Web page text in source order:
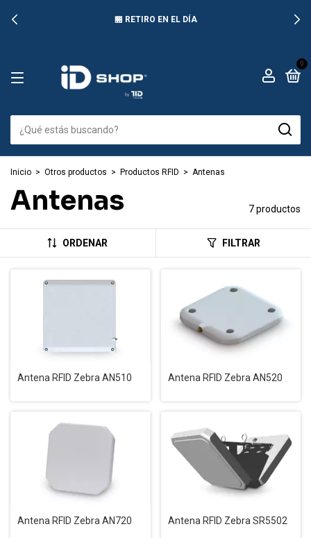
🏪 RETIRO EN EL DÍA
0
Inicio > Otros productos > Productos RFID > Antenas
Antenas 7 productos
ORDENAR FILTRAR
Antena RFID Zebra AN510 Antena RFID Zebra AN520
Antena RFID Zebra AN720 Antena RFID Zebra SR5502